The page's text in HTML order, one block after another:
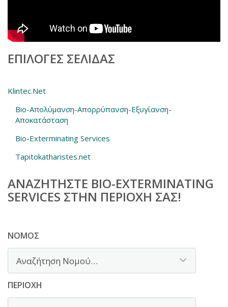
ΕΠΙΛΟΓΈΣ ΣΕΛΊΔΑΣ
Klintec.Net
Bio-Απολύμανση-Απορρύπανση-Εξυγίανση-
Αποκατάσταση
Bio-Exterminating Services
Tapitokatharistes.net
ΑΝΑΖΗΤΉΣΤΕ BIO-EXTERMINATING
SERVICES ΣΤΗΝ ΠΕΡΙΟΧΉ ΣΑΣ!
ΝΟΜΌΣ
ΠΕΡΙΟΧΉ